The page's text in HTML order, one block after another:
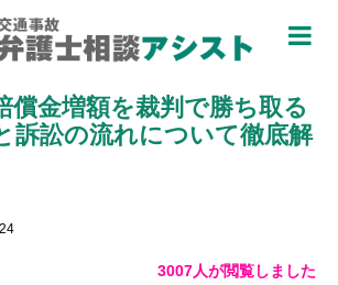
償金増額を裁判で勝ち取る
訴訟の流れについて徹底解
3007人が閲覧しました
礎知識 ▼
知る